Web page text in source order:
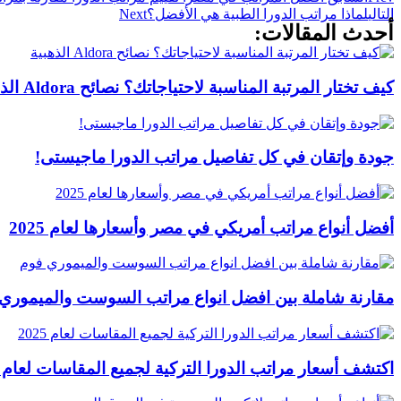
التاليلماذا مراتب الدورا الطبية هي الأفضل؟Next
أحدث المقالات:
كيف تختار المرتبة المناسبة لاحتياجاتك؟ نصائح Aldora الذهبية
جودة وإتقان في كل تفاصيل مراتب الدورا ماجيستى!
أفضل أنواع مراتب أمريكي في مصر وأسعارها لعام 2025
مقارنة شاملة بين افضل انواع مراتب السوست
اكتشف أسعار مراتب الدورا التركية لجميع المقاسات لعام